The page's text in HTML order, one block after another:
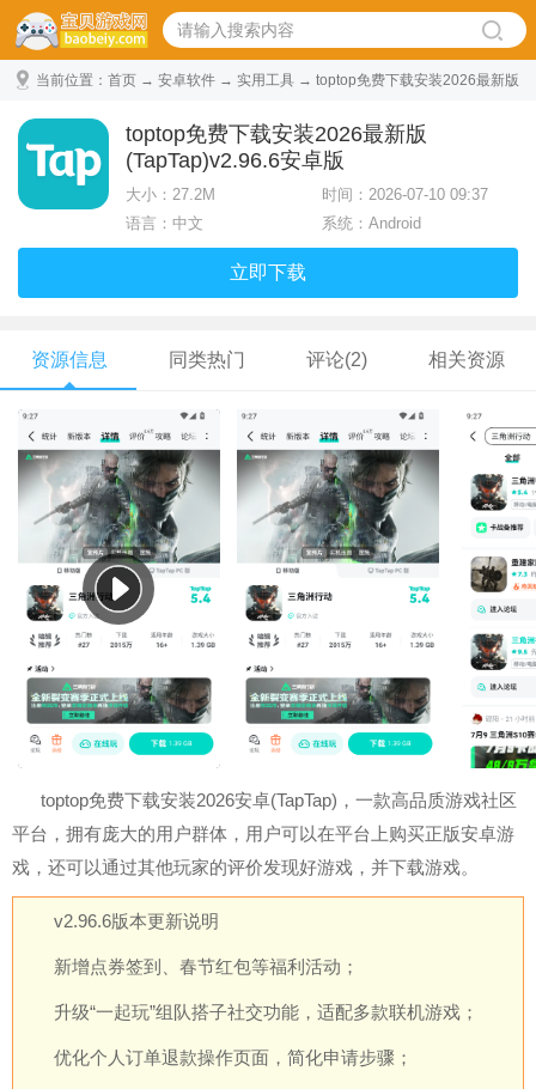
当前位置： 首页 → 安卓软件 → 实用工具 → toptop免费下载安装2026最新版
toptop免费下载安装2026最新版
(TapTap)v2.96.6安卓版
大小： 27.2M
时间：2026-07-10 09:37
语言：中文
系统：Android
立即下载
资源信息 同类热门 评论(2) 相关资源
toptop免费下载安装2026安卓(TapTap)，一款高品质游戏社区
平台，拥有庞大的用户群体，用户可以在平台上购买正版安卓游
戏，还可以通过其他玩家的评价发现好游戏，并下载游戏。
v2.96.6版本更新说明
新增点券签到、春节红包等福利活动；
升级“一起玩”组队搭子社交功能，适配多款联机游戏；
优化个人订单退款操作页面，简化申请步骤；